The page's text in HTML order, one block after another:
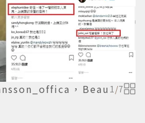
，Beau 1 /7